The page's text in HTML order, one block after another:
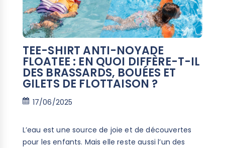
TEE-SHIRT ANTI-NOYADE
FLOATEE : EN QUOI DIFFÈRE-T-IL
DES BRASSARDS, BOUÉES ET
GILETS DE FLOTTAISON ?
17/06/2025
L’eau est une source de joie et de découvertes
pour les enfants. Mais elle reste aussi l’un des